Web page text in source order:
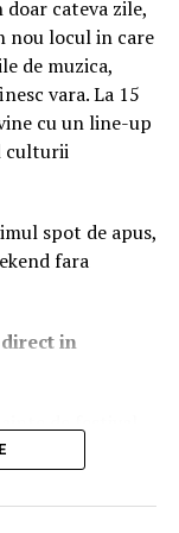
spre
asupra
este
tabletelor sau
aerul
puțin o dată la
șoferii, cât și
se vor bucura
călătoriei.
cateva zile,
nou locul in care
de muzica,
vara. La 15
cu un line-up
culturii
spot de apus,
fara
in
disponibila in